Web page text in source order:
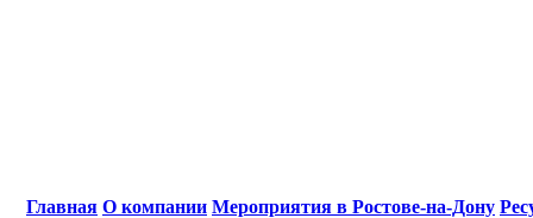
Главная О компании Мероприятия в Ростове-на-Дону